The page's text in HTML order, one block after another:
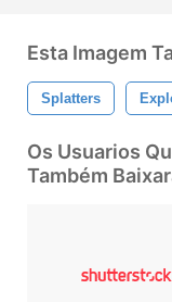
Esta Imagem
Splatters
Os Usuarios
Também